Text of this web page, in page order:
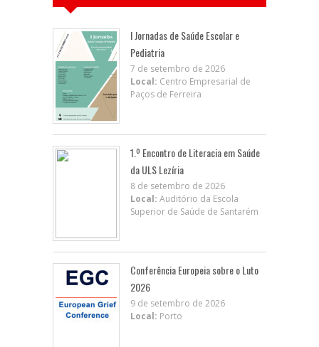
I Jornadas de Saúde Escolar e
Pediatria
7 de setembro de 2026
Local: Centro Empresarial de
Paços de Ferreira
1.º Encontro de Literacia em Saúde
da ULS Lezíria
8 de setembro de 2026
Local: Auditório da Escola
Superior de Saúde de Santarém
Conferência Europeia sobre o Luto
2026
9 de setembro de 2026
Local: Porto